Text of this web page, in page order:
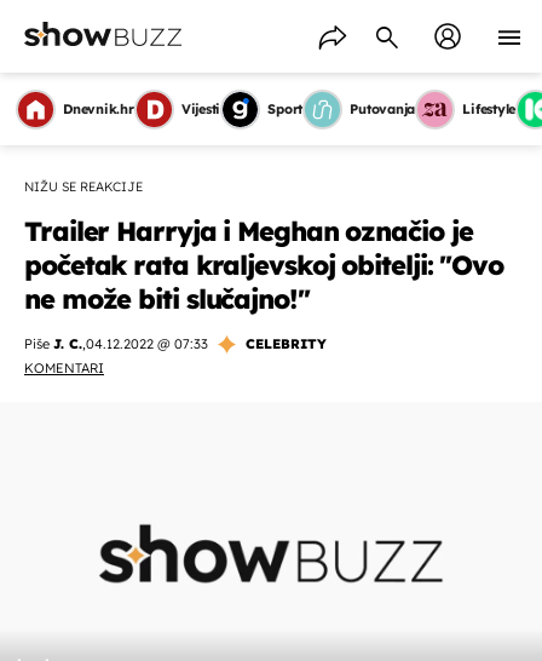
Dnevnik.hr Vijesti Sport Putovanja Lifestyle
NIŽU SE REAKCIJE
Trailer Harryja i Meghan označio je
početak rata kraljevskoj obitelji: ''Ovo
ne može biti slučajno!''
Piše J. C.,04.12.2022 @ 07:33
CELEBRITY
KOMENTARI